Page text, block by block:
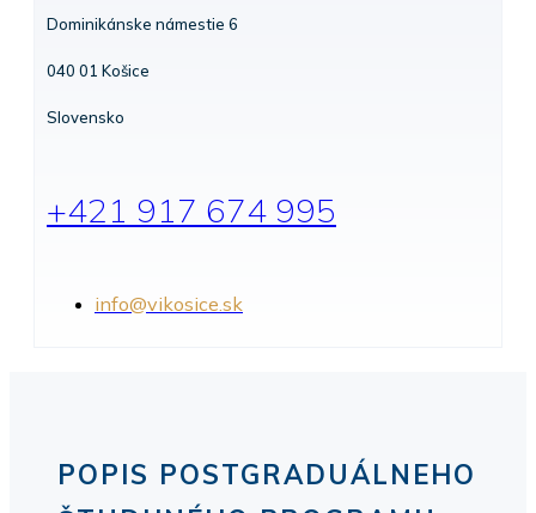
Dominikánske námestie 6
040 01 Košice
Slovensko
+421 917 674 995
info@vikosice.sk
POPIS POSTGRADUÁLNEHO